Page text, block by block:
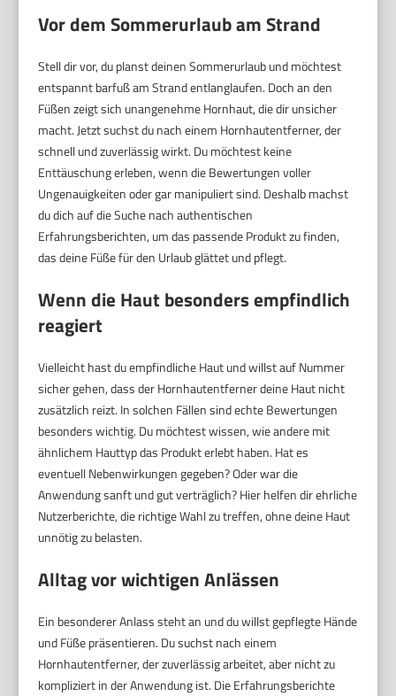
Vor dem Sommerurlaub am Strand
Stell dir vor, du planst deinen Sommerurlaub und möchtest
entspannt barfuß am Strand entlanglaufen. Doch an den
Füßen zeigt sich unangenehme Hornhaut, die dir unsicher
macht. Jetzt suchst du nach einem Hornhautentferner, der
schnell und zuverlässig wirkt. Du möchtest keine
Enttäuschung erleben, wenn die Bewertungen voller
Ungenauigkeiten oder gar manipuliert sind. Deshalb machst
du dich auf die Suche nach authentischen
Erfahrungsberichten, um das passende Produkt zu finden,
das deine Füße für den Urlaub glättet und pflegt.
Wenn die Haut besonders empfindlich
reagiert
Vielleicht hast du empfindliche Haut und willst auf Nummer
sicher gehen, dass der Hornhautentferner deine Haut nicht
zusätzlich reizt. In solchen Fällen sind echte Bewertungen
besonders wichtig. Du möchtest wissen, wie andere mit
ähnlichem Hauttyp das Produkt erlebt haben. Hat es
eventuell Nebenwirkungen gegeben? Oder war die
Anwendung sanft und gut verträglich? Hier helfen dir ehrliche
Nutzerberichte, die richtige Wahl zu treffen, ohne deine Haut
unnötig zu belasten.
Alltag vor wichtigen Anlässen
Ein besonderer Anlass steht an und du willst gepflegte Hände
und Füße präsentieren. Du suchst nach einem
Hornhautentferner, der zuverlässig arbeitet, aber nicht zu
kompliziert in der Anwendung ist. Die Erfahrungsberichte